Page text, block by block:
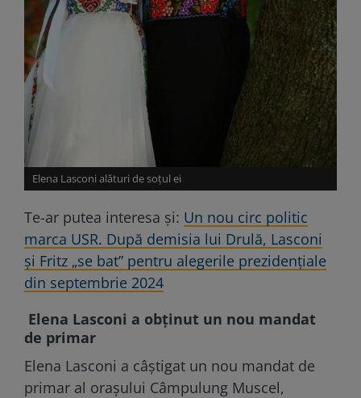
Elena Lasconi alături de soțul ei
Te-ar putea interesa și: Un nou circ politic
marca USR. După demisia lui Drulă, Lasconi
și Fritz „se bat” pentru alegerile prezidențiale
din septembrie 2024
Elena Lasconi a obținut un nou mandat
de primar
Elena Lasconi a câștigat un nou mandat de
primar al orașului Câmpulung Muscel,